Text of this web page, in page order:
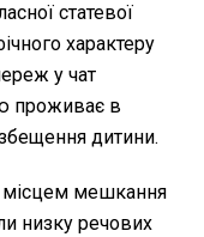
статевої
характеру
у чат
проживає в
дитини.
місцем мешкання
низку речових